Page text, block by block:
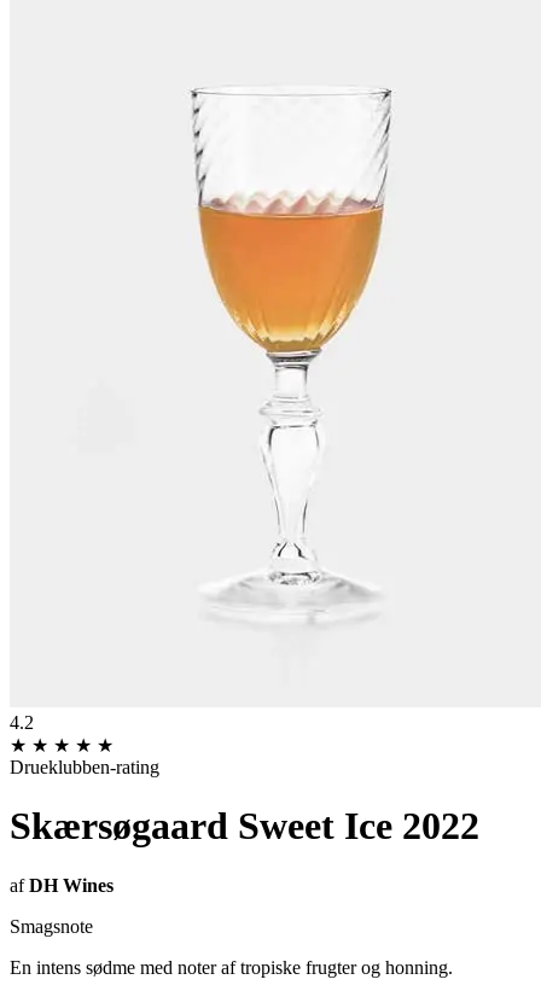
4.2
★ ★ ★ ★ ★
Drueklubben-rating
Skærsøgaard Sweet Ice 2022
afDH Wines
Smagsnote
En intens sødme med noter af tropiske frugter og honning.